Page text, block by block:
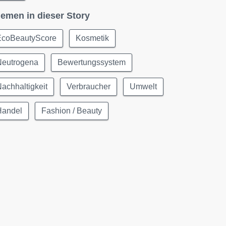
in dieser Story
Kosmetik
Bewertungssystem
Verbraucher Umwelt
Fashion / Beauty